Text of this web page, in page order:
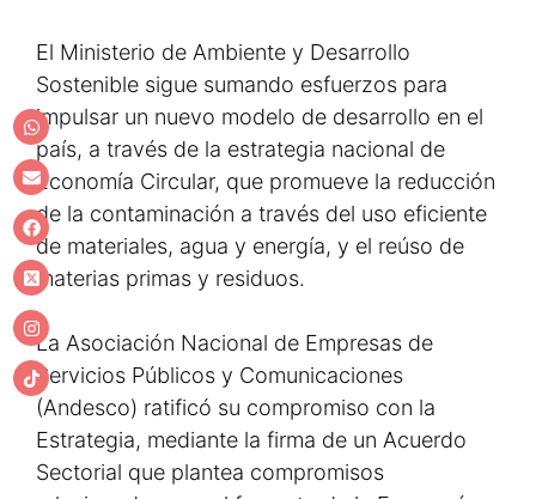
El Ministerio de Ambiente y Desarrollo
Sostenible sigue sumando esfuerzos para
impulsar un nuevo modelo de desarrollo en el
país, a través de la estrategia nacional de
Economía Circular, que promueve la reducción
de la contaminación a través del uso eficiente
de materiales, agua y energía, y el reúso de
materias primas y residuos.
La Asociación Nacional de Empresas de
Servicios Públicos y Comunicaciones
(Andesco) ratificó su compromiso con la
Estrategia, mediante la firma de un Acuerdo
Sectorial que plantea compromisos